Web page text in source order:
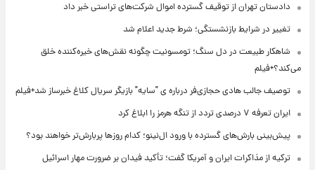
دادستان تهران از توقیف گسترده اموال شرکت‌های تراستی خبر داد
تغییر در شرایط بازنشستگی؛ شرط جدید اعلام شد
شاهکار طبیعت در دل سنگ؛ تومسونیت چگونه نقش‌های خیره‌کننده خلق
می‌کند؟+فیلم
توصیف جالب هادی حجازی‌فر درباره ی "سایه" بازیگر سریال کلاغ خبرساز شد+فیلم
ایران تعرفه ۷ درصدی تردد از تنگه هرمز را ابلاغ کرد
پیش‌بینی بارش‌های گسترده با ورود ال‌نینو؛ کدام روزها پربارش‌تر خواهند بود؟
ترکیه از مذاکرات ایران و آمریکا گفت؛ تأکید فیدان بر ضرورت مهار اسرائیل